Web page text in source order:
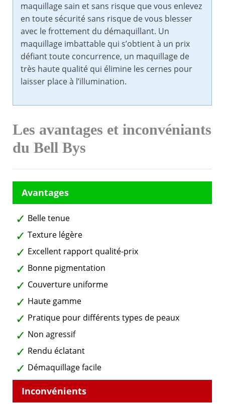
maquillage sain et sans risque que vous enlevez
en toute sécurité sans risque de vous blesser
avec le frottement du démaquillant. Un
maquillage imbattable qui s’obtient à un prix
défiant toute concurrence, un maquillage de
très haute qualité qui élimine les cernes pour
laisser place à l’illumination.
Les avantages et inconvéniants
du Bell Bys
Belle tenue
Texture légère
Excellent rapport qualité-prix
Bonne pigmentation
Couverture uniforme
Haute gamme
Pratique pour différents types de peaux
Non agressif
Rendu éclatant
Démaquillage facile